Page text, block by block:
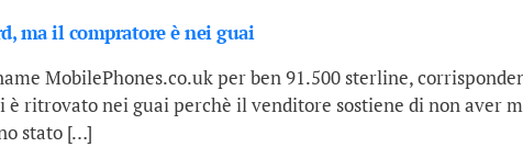
ma il compratore è nei guai
MobilePhones.co.uk per ben 91.500 sterline,
è ritrovato nei guai perchè il venditore sostiene di non aver
stato […]